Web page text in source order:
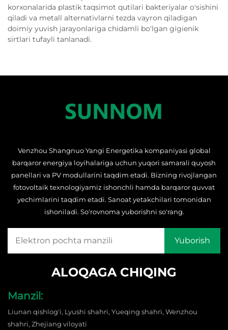
korxonalarida plastik taqsimot qutilari bakteriyalar o'sishini
qiladi va metall alternativlarni tezda vayron qiladigan
doimiy yuvish jarayonlariga chidamli bo'lgan gigienik
sirtlari tufayli tanlanadi.
Venzhou Shangnuo Yangi Energetika kompaniyasi global
barqaror energiya loyihalariga uchun yuqori samarali quyosh
panellari va PV modullarini taqdim etadi. Bizning rivojlangan
fotovoltaik texnologiyamiz ishonchli hamda barqaror quvvat
yechimlarini taqdim etadi. Sanoat yetakchilari tomonidan
ishoniladi. So'rovnoma yuborishni so'rang.
ALOQAGA CHIQING
Manzil:
Liunan qishlog'i, Lyushi shahri, Yueqing shahri, Wenzhou
shahri, Zhejiang viloyati